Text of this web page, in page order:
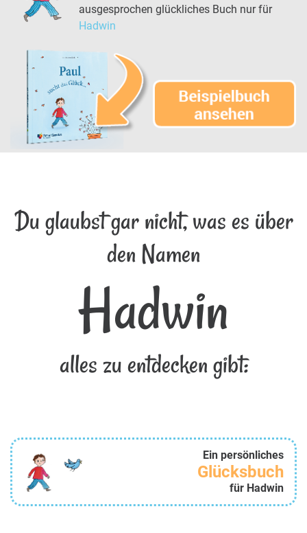
ausgesprochen glückliches Buch nur für
Hadwin
Du glaubst gar nicht, was es über
den Namen
Hadwin
alles zu entdecken gibt:
Ein persönliches
Glücksbuch
für Hadwin